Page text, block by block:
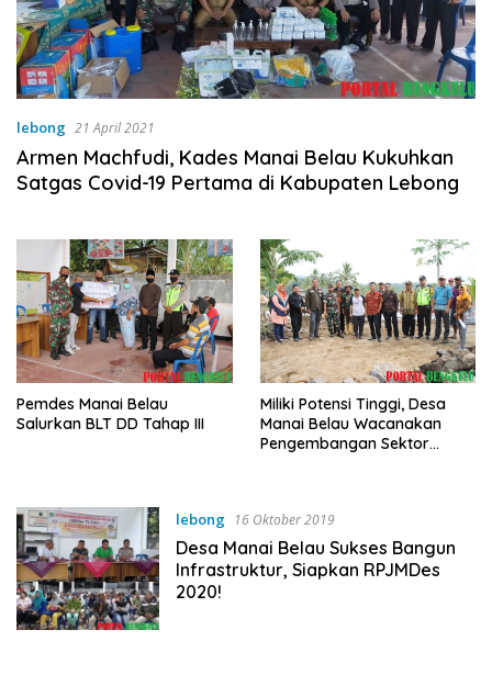
lebong 21 April 2021
Armen Machfudi, Kades Manai Belau Kukuhkan
Satgas Covid-19 Pertama di Kabupaten Lebong
Pemdes Manai Belau
Salurkan BLT DD Tahap III
Miliki Potensi Tinggi, Desa
Manai Belau Wacanakan
Pengembangan Sektor
lebong 16 Oktober 2019
Desa Manai Belau Sukses Bangun
Infrastruktur, Siapkan RPJMDes
2020!